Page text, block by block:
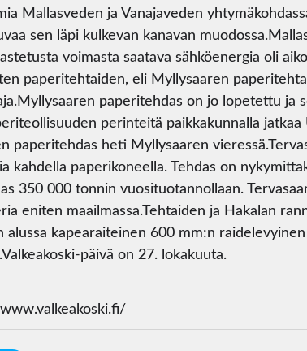
Mallasveden ja Vanajaveden
sen läpi kulkevan kanavan
voimasta saatava sähköenergia oli
paperitehtaiden, eli Myllysaaren
paperitehdas on jo lopetettu ja
perinteitä paikkakunnalla
paperitehdas heti Myllysaaren
kahdella paperikoneella. Tehdas on
350 000 tonnin vuosituotannollaan.
eniten maailmassa.Tehtaiden ja Hakalan
alussa kapearaiteinen 600 mm:n raidelevyinen
päivä on 27. lokakuuta.